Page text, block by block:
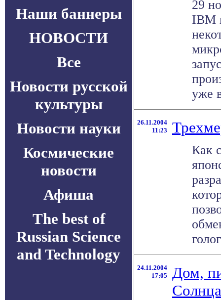
Наши баннеры
НОВОСТИ
Все
Новости русской
культуры
Новости науки
Космические
новости
Афиша
The best of
Russian Science
and Technology
29
IBM
уже
26.11.2004
11:23
Как
24.11.2004
17:05
Дом,